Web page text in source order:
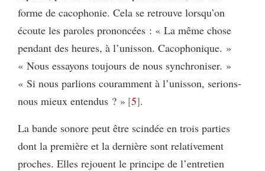
forme de cacophonie. Cela se retrouve lorsqu’on
écoute les paroles prononcées : « La même chose
pendant des heures, à l’unisson. Cacophonique. »
« Nous essayons toujours de nous synchroniser. »
« Si nous parlions couramment à l’unisson, serions-
nous mieux entendus ? » 5 .
La bande sonore peut être scindée en trois parties
dont la première et la dernière sont relativement
proches. Elles rejouent le principe de l’entretien